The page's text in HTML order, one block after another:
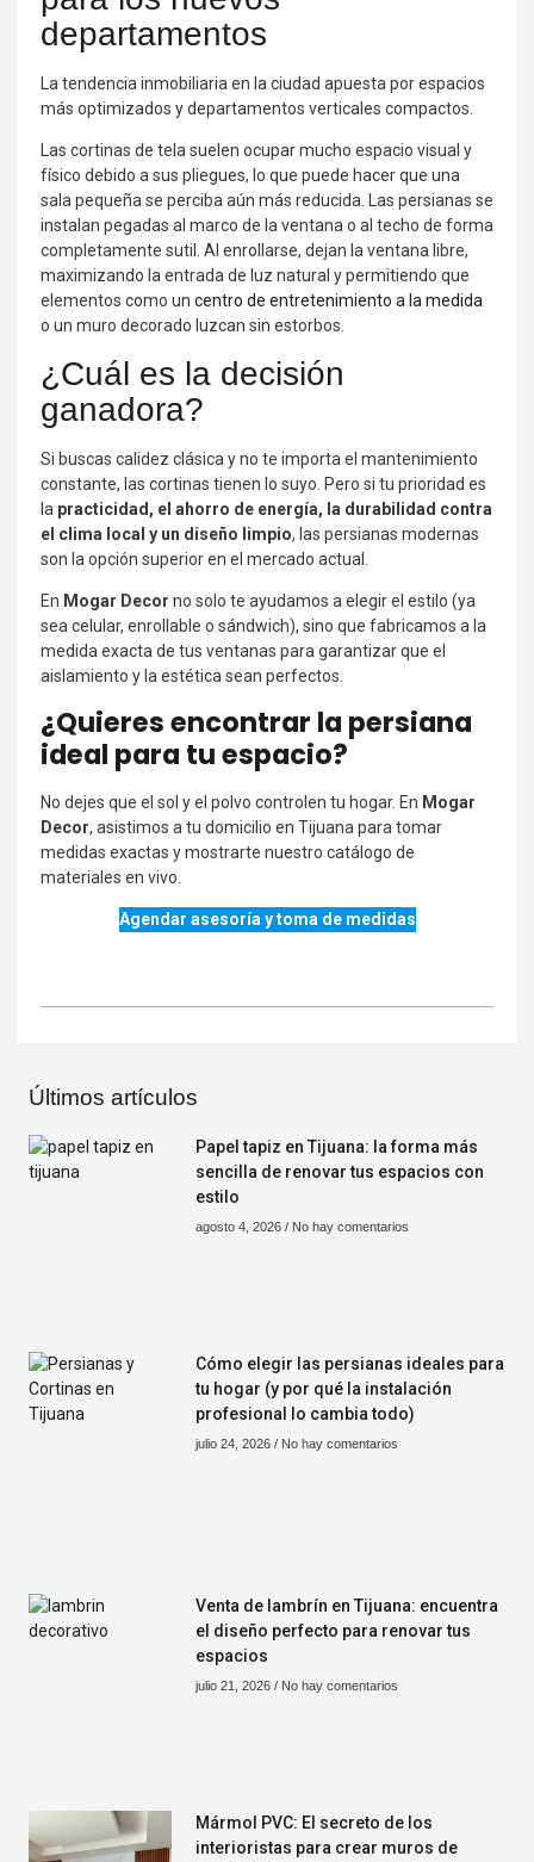
departamentos
La tendencia inmobiliaria en la ciudad apuesta por espacios
más optimizados y departamentos verticales compactos.
Las cortinas de tela suelen ocupar mucho espacio visual y
físico debido a sus pliegues, lo que puede hacer que una
sala pequeña se perciba aún más reducida. Las persianas se
instalan pegadas al marco de la ventana o al techo de forma
completamente sutil. Al enrollarse, dejan la ventana libre,
maximizando la entrada de luz natural y permitiendo que
elementos como un centro de entretenimiento a la medida
o un muro decorado luzcan sin estorbos.
¿Cuál es la decisión
ganadora?
Si buscas calidez clásica y no te importa el mantenimiento
constante, las cortinas tienen lo suyo. Pero si tu prioridad es
la practicidad, el ahorro de energía, la durabilidad contra
el clima local y un diseño limpio, las persianas modernas
son la opción superior en el mercado actual.
En Mogar Decor no solo te ayudamos a elegir el estilo (ya
sea celular, enrollable o sándwich), sino que fabricamos a la
medida exacta de tus ventanas para garantizar que el
aislamiento y la estética sean perfectos.
¿Quieres encontrar la persiana
ideal para tu espacio?
No dejes que el sol y el polvo controlen tu hogar. En Mogar
Decor, asistimos a tu domicilio en Tijuana para tomar
medidas exactas y mostrarte nuestro catálogo de
materiales en vivo.
Agendar asesoría y toma de medidas
Últimos artículos
Papel tapiz en Tijuana: la forma más
sencilla de renovar tus espacios con
estilo
agosto 4, 2026 No hay comentarios
Cómo elegir las persianas ideales para
tu hogar (y por qué la instalación
profesional lo cambia todo)
julio 24, 2026 No hay comentarios
Venta de lambrín en Tijuana: encuentra
el diseño perfecto para renovar tus
espacios
julio 21, 2026 No hay comentarios
Mármol PVC: El secreto de los
interioristas para crear muros de